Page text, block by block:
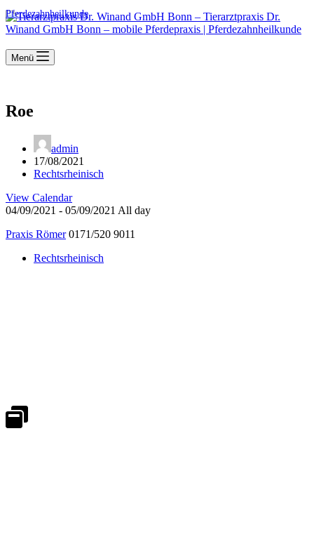
Pferdezahnheilkunde
Menü
Roe
admin
17/08/2021
Rechtsrheinisch
View Calendar
04/09/2021 - 05/09/2021 All day
Praxis Römer0171/520 9011
Rechtsrheinisch